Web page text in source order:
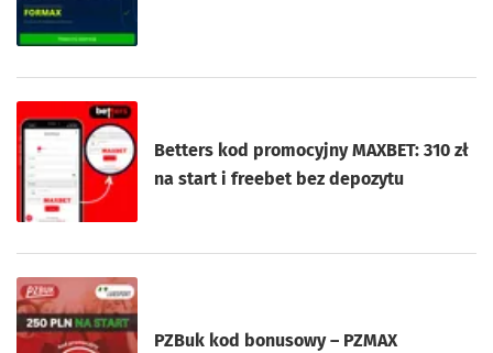
Betters kod promocyjny MAXBET: 310 zł
na start i freebet bez depozytu
PZBuk kod bonusowy – PZMAX